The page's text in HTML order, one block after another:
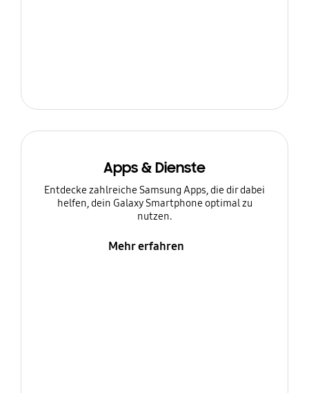
Apps & Dienste
Entdecke zahlreiche Samsung Apps, die dir dabei
helfen, dein Galaxy Smartphone optimal zu
nutzen.
Mehr erfahren